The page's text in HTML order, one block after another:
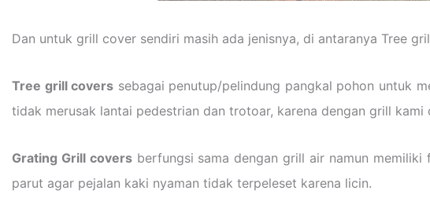
Dan untuk grill cover sendiri masih ada jenisnya, di antaranya Tree
Tree grill covers sebagai penutup/pelindung pangkal pohon untuk
tidak merusak lantai pedestrian dan trotoar, karena dengan grill
Grating Grill coversberfungsi sama dengan grill air namun memiliki
parut agar pejalan kaki nyaman tidak terpeleset karena licin.